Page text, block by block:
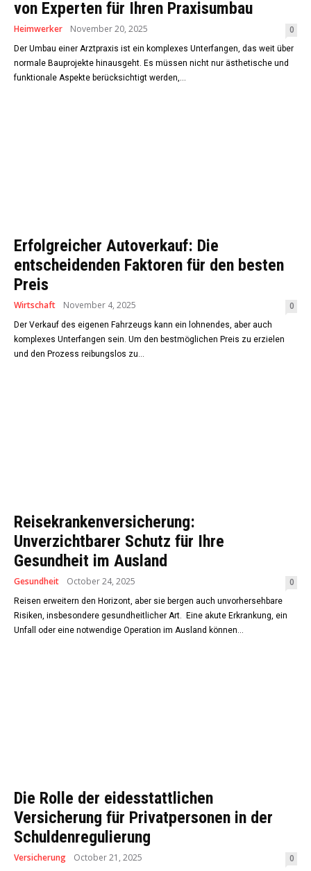
von Experten für Ihren Praxisumbau
Heimwerker November 20, 2025 0
Der Umbau einer Arztpraxis ist ein komplexes Unterfangen, das weit über
normale Bauprojekte hinausgeht. Es müssen nicht nur ästhetische und
funktionale Aspekte berücksichtigt werden,...
Erfolgreicher Autoverkauf: Die
entscheidenden Faktoren für den besten
Preis
Wirtschaft November 4, 2025 0
Der Verkauf des eigenen Fahrzeugs kann ein lohnendes, aber auch
komplexes Unterfangen sein. Um den bestmöglichen Preis zu erzielen
und den Prozess reibungslos zu...
Reisekrankenversicherung:
Unverzichtbarer Schutz für Ihre
Gesundheit im Ausland
Gesundheit October 24, 2025 0
Reisen erweitern den Horizont, aber sie bergen auch unvorhersehbare
Risiken, insbesondere gesundheitlicher Art. Eine akute Erkrankung, ein
Unfall oder eine notwendige Operation im Ausland können...
Die Rolle der eidesstattlichen
Versicherung für Privatpersonen in der
Schuldenregulierung
Versicherung October 21, 2025 0